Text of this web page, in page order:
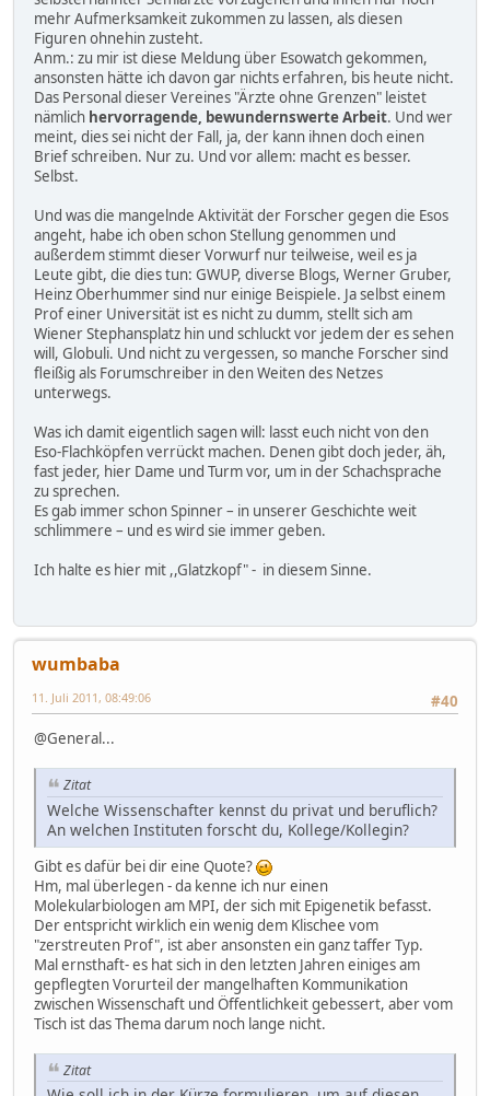
mehr Aufmerksamkeit zukommen zu lassen, als diesen
Figuren ohnehin zusteht.
Anm.: zu mir ist diese Meldung über Esowatch gekommen,
ansonsten hätte ich davon gar nichts erfahren, bis heute nicht.
Das Personal dieser Vereines "Ärzte ohne Grenzen" leistet
nämlich hervorragende, bewundernswerte Arbeit. Und wer
meint, dies sei nicht der Fall, ja, der kann ihnen doch einen
Brief schreiben. Nur zu. Und vor allem: macht es besser.
Selbst.
Und was die mangelnde Aktivität der Forscher gegen die Esos
angeht, habe ich oben schon Stellung genommen und
außerdem stimmt dieser Vorwurf nur teilweise, weil es ja
Leute gibt, die dies tun: GWUP, diverse Blogs, Werner Gruber,
Heinz Oberhummer sind nur einige Beispiele. Ja selbst einem
Prof einer Universität ist es nicht zu dumm, stellt sich am
Wiener Stephansplatz hin und schluckt vor jedem der es sehen
will, Globuli. Und nicht zu vergessen, so manche Forscher sind
fleißig als Forumschreiber in den Weiten des Netzes
unterwegs.
Was ich damit eigentlich sagen will: lasst euch nicht von den
Eso-Flachköpfen verrückt machen. Denen gibt doch jeder, äh,
fast jeder, hier Dame und Turm vor, um in der Schachsprache
zu sprechen.
Es gab immer schon Spinner – in unserer Geschichte weit
schlimmere – und es wird sie immer geben.
Ich halte es hier mit ,,Glatzkopf" - in diesem Sinne.
wumbaba
#40
11. Juli 2011, 08:49:06
@General...
Zitat
Welche Wissenschafter kennst du privat und beruflich?
An welchen Instituten forscht du, Kollege/Kollegin?
Gibt es dafür bei dir eine Quote?
Hm, mal überlegen - da kenne ich nur einen
Molekularbiologen am MPI, der sich mit Epigenetik befasst.
Der entspricht wirklich ein wenig dem Klischee vom
"zerstreuten Prof", ist aber ansonsten ein ganz taffer Typ.
Mal ernsthaft- es hat sich in den letzten Jahren einiges am
gepflegten Vorurteil der mangelhaften Kommunikation
zwischen Wissenschaft und Öffentlichkeit gebessert, aber vom
Tisch ist das Thema darum noch lange nicht.
Zitat